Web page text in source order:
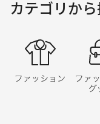
カテゴリか
ファ